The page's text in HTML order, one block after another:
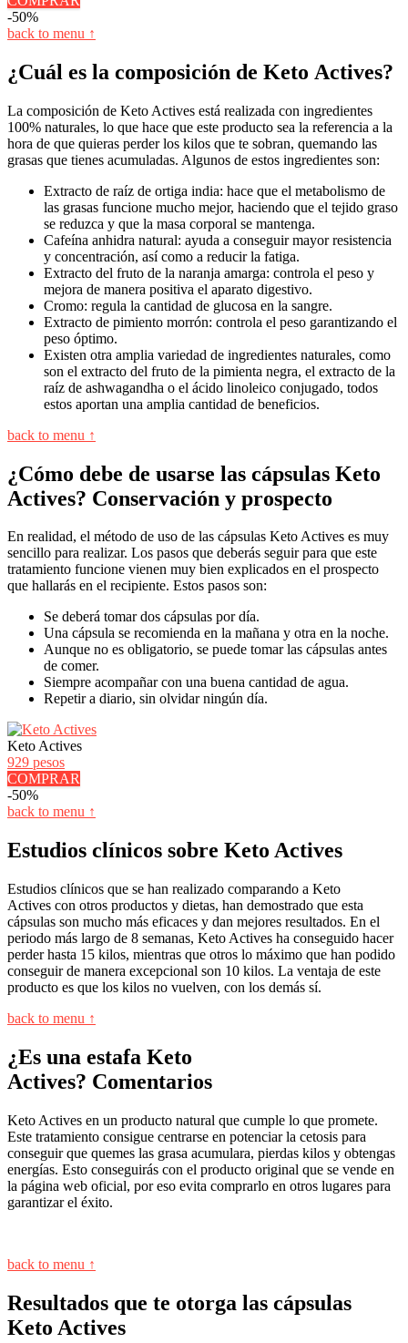
-50%
back to menu ↑
¿Cuál es la composición de Keto Actives?
La composición de Keto Actives está realizada con ingredientes
100% naturales, lo que hace que este producto sea la referencia a la
hora de que quieras perder los kilos que te sobran, quemando las
grasas que tienes acumuladas. Algunos de estos ingredientes son:
Extracto de raíz de ortiga india: hace que el metabolismo de
las grasas funcione mucho mejor, haciendo que el tejido graso
se reduzca y que la masa corporal se mantenga.
Cafeína anhidra natural: ayuda a conseguir mayor resistencia
y concentración, así como a reducir la fatiga.
Extracto del fruto de la naranja amarga: controla el peso y
mejora de manera positiva el aparato digestivo.
Cromo: regula la cantidad de glucosa en la sangre.
Extracto de pimiento morrón: controla el peso garantizando el
peso óptimo.
Existen otra amplia variedad de ingredientes naturales, como
son el extracto del fruto de la pimienta negra, el extracto de la
raíz de ashwagandha o el ácido linoleico conjugado, todos
estos aportan una amplia cantidad de beneficios.
back to menu ↑
¿Cómo debe de usarse las cápsulas Keto
Actives? Conservación y prospecto
En realidad, el método de uso de las cápsulas Keto Actives es muy
sencillo para realizar. Los pasos que deberás seguir para que este
tratamiento funcione vienen muy bien explicados en el prospecto
que hallarás en el recipiente. Estos pasos son:
Se deberá tomar dos cápsulas por día.
Una cápsula se recomienda en la mañana y otra en la noche.
Aunque no es obligatorio, se puede tomar las cápsulas antes
de comer.
Siempre acompañar con una buena cantidad de agua.
Repetir a diario, sin olvidar ningún día.
Keto Actives
929 pesos
COMPRAR
-50%
back to menu ↑
Estudios clínicos sobre Keto Actives
Estudios clínicos que se han realizado comparando a Keto
Actives con otros productos y dietas, han demostrado que esta
cápsulas son mucho más eficaces y dan mejores resultados. En el
periodo más largo de 8 semanas, Keto Actives ha conseguido hacer
perder hasta 15 kilos, mientras que otros lo máximo que han podido
conseguir de manera excepcional son 10 kilos. La ventaja de este
producto es que los kilos no vuelven, con los demás sí.
back to menu ↑
¿Es una estafa Keto
Actives? Comentarios
Keto Actives en un producto natural que cumple lo que promete.
Este tratamiento consigue centrarse en potenciar la cetosis para
conseguir que quemes las grasa acumulara, pierdas kilos y obtengas
energías. Esto conseguirás con el producto original que se vende en
la página web oficial, por eso evita comprarlo en otros lugares para
garantizar el éxito.
back to menu ↑
Resultados que te otorga las cápsulas
Keto Actives